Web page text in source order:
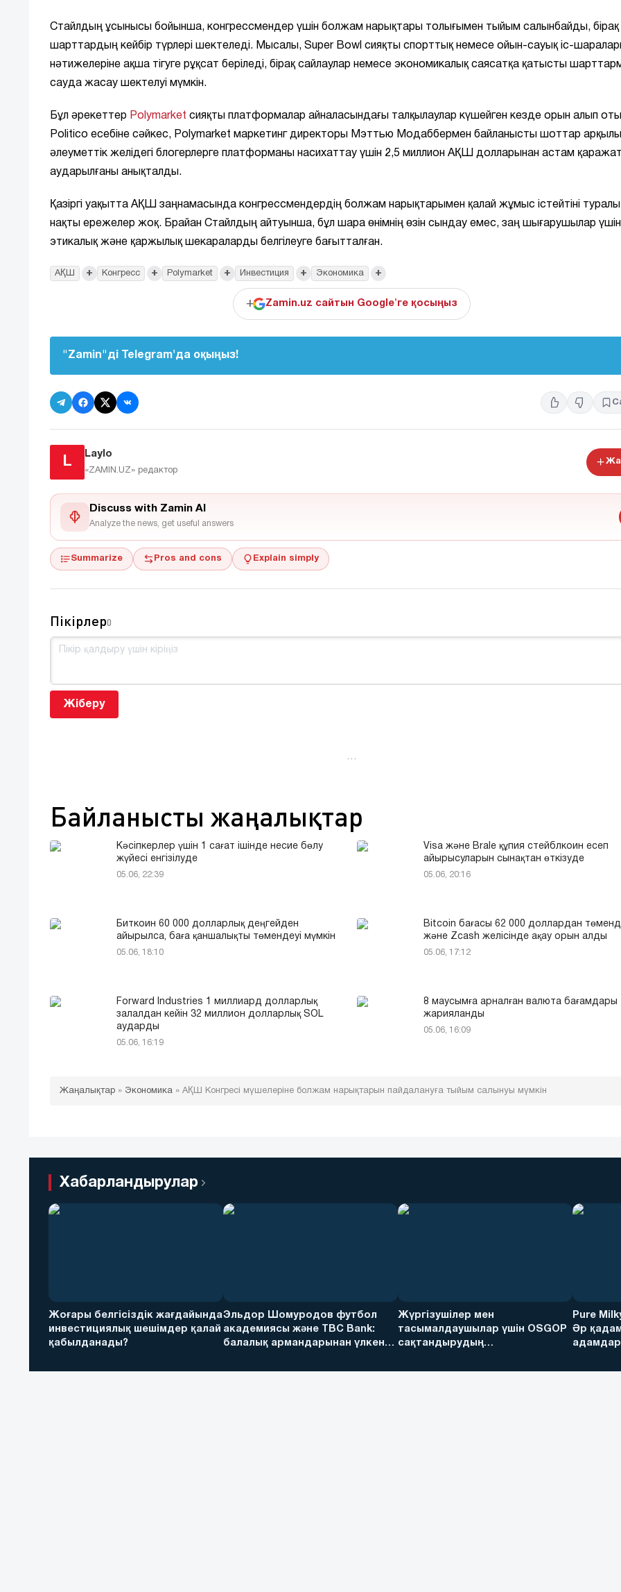
Стайлдың ұсынысы бойынша, конгрессмендер үшін болжам нарықтары толығымен тыйым салынбайды, бірақ
шарттардың кейбір түрлері шектеледі. Мысалы, Super Bowl сияқты спорттық немесе ойын-сауық іс-
нәтижелеріне ақша тігуге рұқсат беріледі, бірақ сайлаулар немесе экономикалық саясатқа қатысты
сауда жасау шектелуі мүмкін.
Бұл әрекеттер Polymarket сияқты платформалар айналасындағы талқылаулар күшейген кезде орын алып
Politico есебіне сәйкес, Polymarket маркетинг директоры Мэттью Модаббермен байланысты шоттар арқылы
әлеуметтік желідегі блогерлерге платформаны насихаттау үшін 2,5 миллион АҚШ долларынан астам
аударылғаны анықталды.
Қазіргі уақытта АҚШ заңнамасында конгрессмендердің болжам нарықтарымен қалай жұмыс істейтіні туралы
нақты ережелер жоқ. Брайан Стайлдың айтуынша, бұл шара өнімнің өзін сындау емес, заң шығарушылар үшін
этикалық және қаржылық шекараларды белгілеуге бағытталған.
АҚШ + Конгресс + Polymarket + Инвестиция + Экономика +
+ Zamin.uz сайтын Google'ге қосыңыз
"Zamin"ді Telegram'да оқыңыз!
L
Laylo
«ZAMIN.UZ» редактор
Discuss with Zamin AI
Analyze the news, get useful answers
Summarize Pros and cons Explain simply
Пікірлер0
Жіберу
…
Байланысты жаңалықтар
Кәсіпкерлер үшін 1 сағат ішінде несие бөлу
жүйесі енгізілуде
05.06, 22:39
Visa және Brale құпия стейблкоин есеп
айырысуларын сынақтан өткізуде
05.06, 20:16
Биткоин 60 000 долларлық деңгейден
айырылса, баға қаншалықты төмендеуі мүмкін
05.06, 18:10
Bitcoin бағасы 62 000 доллардан
және Zcash желісінде ақау орын алды
05.06, 17:12
Forward Industries 1 миллиард долларлық
залалдан кейін 32 миллион долларлық SOL
аударды
05.06, 16:19
8 маусымға арналған валюта бағамдары
жарияланды
05.06, 16:09
Жаңалықтар » Экономика » АҚШ Конгресі мүшелеріне болжам нарықтарын пайдалануға тыйым салынуы мүмкін
Хабарландырулар
Жоғары белгісіздік жағдайында
инвестициялық шешімдер қалай
қабылданады?
Эльдор Шомуродов футбол
академиясы және TBC Bank:
балалық армандарынан үлкен
Жүргізушілер мен
тасымалдаушылар үшін OSGOP
сақтандырудың
Pure
Әр